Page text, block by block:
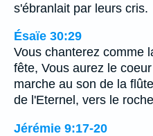
s'ébranlait par leurs cris.
Ésaïe 30:29
Vous chanterez comme
fête, Vous aurez le
marche au son de la
de l'Eternel, vers le
Jérémie 9:17-20